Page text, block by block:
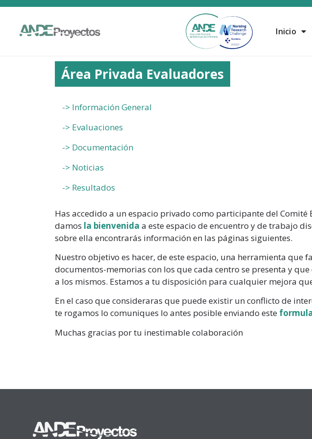
Inicio
Área Privada Evaluadores
-> Información General
-> Evaluaciones
-> Documentación
-> Noticias
-> Resultados
Has accedido a un espacio privado como participante del Comité
damos la bienvenida a este espacio de encuentro y de trabajo
sobre ella encontrarás información en las páginas siguientes.
Nuestro objetivo es hacer, de este espacio, una herramienta
documentos-memorias con los que cada centro se presenta y
a los mismos. Estamos a tu disposición para cualquier mejora
En el caso que consideraras que puede existir un conflicto de
te rogamos lo comuniques lo antes posible enviando este
Muchas gracias por tu inestimable colaboración